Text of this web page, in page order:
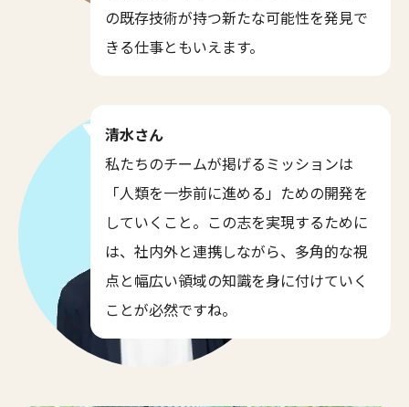
の既存技術が持つ新たな可能性を発見で
きる仕事ともいえます。
清水さん
私たちのチームが掲げるミッションは
「人類を一歩前に進める」ための開発を
していくこと。この志を実現するために
は、社内外と連携しながら、多角的な視
点と幅広い領域の知識を身に付けていく
ことが必然ですね。